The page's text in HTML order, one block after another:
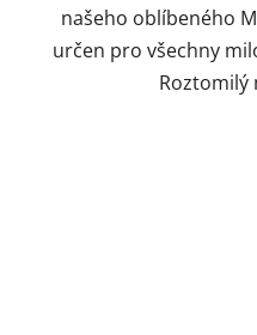
našeho oblíbeného
určen pro všechny
Roztomilý